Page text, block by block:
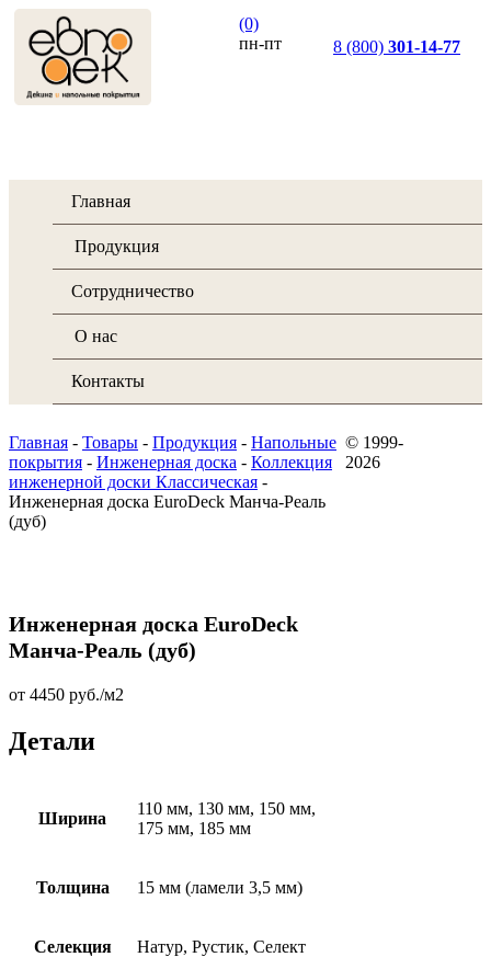
(0)
8 (800) 301-14-77
пн-пт
10.00-19.00
Главная
Продукция
Сотрудничество
О нас
Контакты
Главная - Товары - Продукция - Напольные
покрытия - Инженерная доска - Коллекция
инженерной доски Классическая -
Инженерная доска EuroDeck Манча-Реаль
(дуб)
Инженерная доска EuroDeck
Манча-Реаль (дуб)
от 4450 руб./м2
Детали
Ширина
110 мм, 130 мм, 150 мм,
175 мм, 185 мм
Толщина 15 мм (ламели 3,5 мм)
Селекция Натур, Рустик, Селект
© 1999-
2026